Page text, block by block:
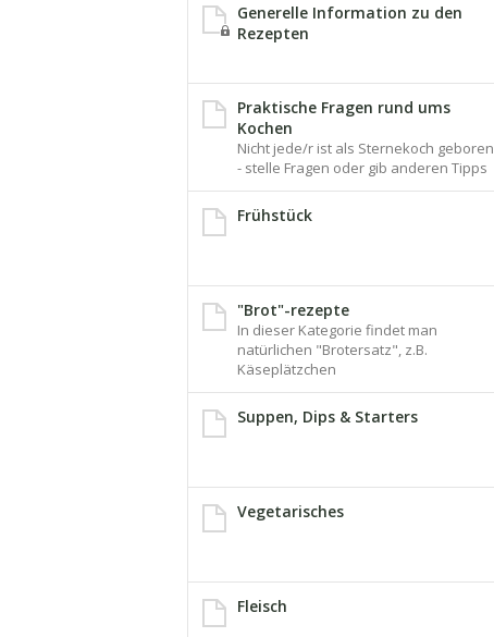
Generelle Information zu den
Rezepten
Praktische Fragen rund ums
Kochen
Nicht jede/r ist als Sternekoch geboren
- stelle Fragen oder gib anderen Tipps
Frühstück
"Brot"-rezepte
In dieser Kategorie findet man
natürlichen "Brotersatz", z.B.
Käseplätzchen
Suppen, Dips & Starters
Vegetarisches
Fleisch